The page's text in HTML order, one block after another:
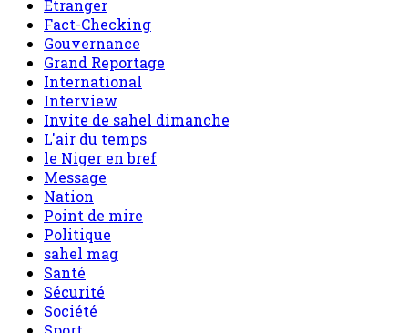
Etranger
Fact-Checking
Gouvernance
Grand Reportage
International
Interview
Invite de sahel dimanche
L'air du temps
le Niger en bref
Message
Nation
Point de mire
Politique
sahel mag
Santé
Sécurité
Société